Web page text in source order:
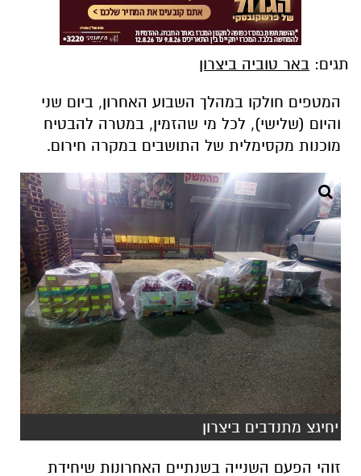
תגים: באר טוביה ביצרון
המטפים חולקו במהלך השבוע האחרון, ביום שני
והיום (שלישי), לכל מי שהזמין, במטרה להבטיח
מוכנות מקסימלית של התושבים במקרה חירום.
יחיגצ מתנדבים ביצרון
זוהי הפעם השנייה בשנתיים האחרונות שיחידת